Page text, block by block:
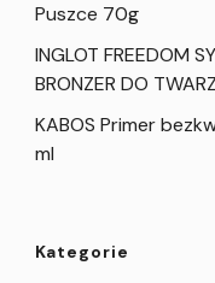
Puszce 70g
INGLOT FREEDOM
BRONZER DO
KABOS Primer
ml
Kategorie